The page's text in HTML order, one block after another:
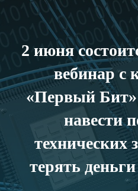
2 июня
вебинар с
«Первый
навести
технических
терять